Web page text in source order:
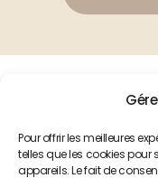
Pour offrir les meilleures
telles que les cookies
appareils. Le fait de
Découvrez